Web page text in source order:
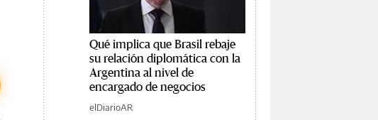
Qué implica que Brasil rebaje
su relación diplomática con la
Argentina al nivel de
encargado de negocios
elDiarioAR